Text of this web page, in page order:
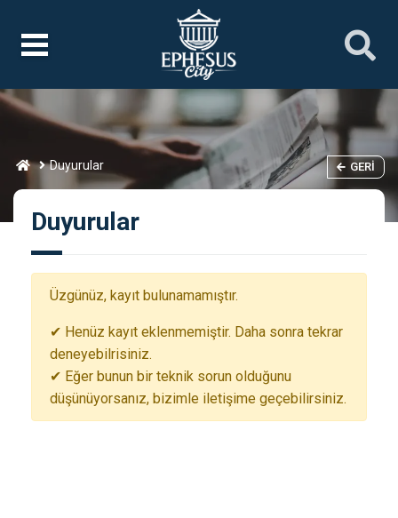
Duyurular GERI
Duyurular
Üzgünüz, kayıt bulunamamıştır.
✔ Henüz kayıt eklenmemiştir. Daha sonra tekrar
deneyebilrisiniz.
✔ Eğer bunun bir teknik sorun olduğunu
düşünüyorsanız, bizimle iletişime geçebilirsiniz.